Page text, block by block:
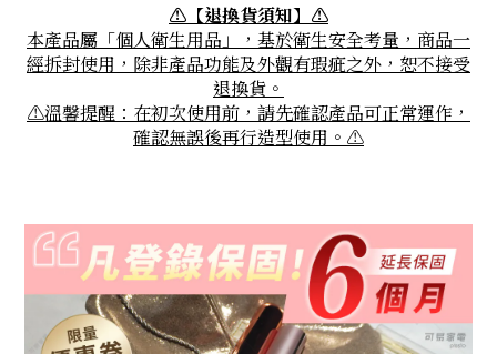
⚠【退換貨須知】 ⚠
本產品屬「個人衛生用品」，基於衛生安全考量，商品一
經拆封使用，除非產品功能及外觀有瑕疵之外，恕不接受
退換貨。
⚠溫馨提醒：在初次使用前，請先確認產品可正常運作，
確認無誤後再行造型使用。 ⚠